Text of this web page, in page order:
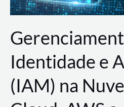
Identidade e
(IAM) na